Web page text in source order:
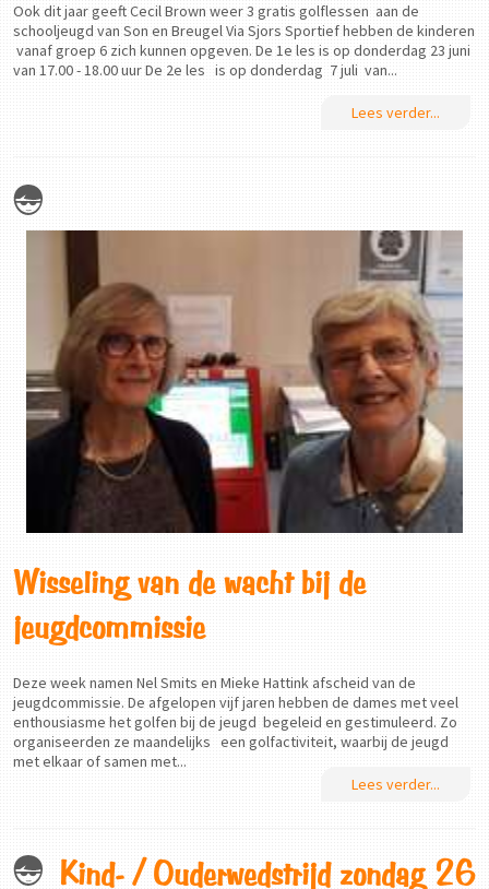
Ook dit jaar geeft Cecil Brown weer 3 gratis golflessen aan de
schooljeugd van Son en Breugel Via Sjors Sportief hebben de kinderen
vanaf groep 6 zich kunnen opgeven. De 1e les is op donderdag 23 juni
van 17.00 - 18.00 uur De 2e les is op donderdag 7 juli van...
Lees verder...
Wisseling van de wacht bij de
jeugdcommissie
Deze week namen Nel Smits en Mieke Hattink afscheid van de
jeugdcommissie. De afgelopen vijf jaren hebben de dames met veel
enthousiasme het golfen bij de jeugd begeleid en gestimuleerd. Zo
organiseerden ze maandelijks een golfactiviteit, waarbij de jeugd
met elkaar of samen met...
Lees verder...
Kind- / Ouderwedstrijd zondag 26